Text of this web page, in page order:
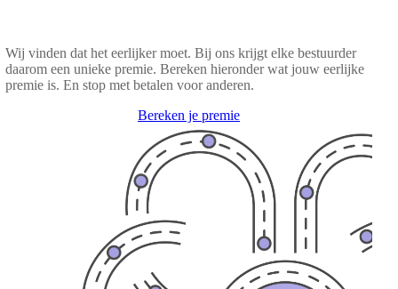
Wij vinden dat het eerlijker moet. Bij ons krijgt elke bestuurder
daarom een unieke premie. Bereken hieronder wat jouw eerlijke
premie is. En stop met betalen voor anderen.
Bereken je premie